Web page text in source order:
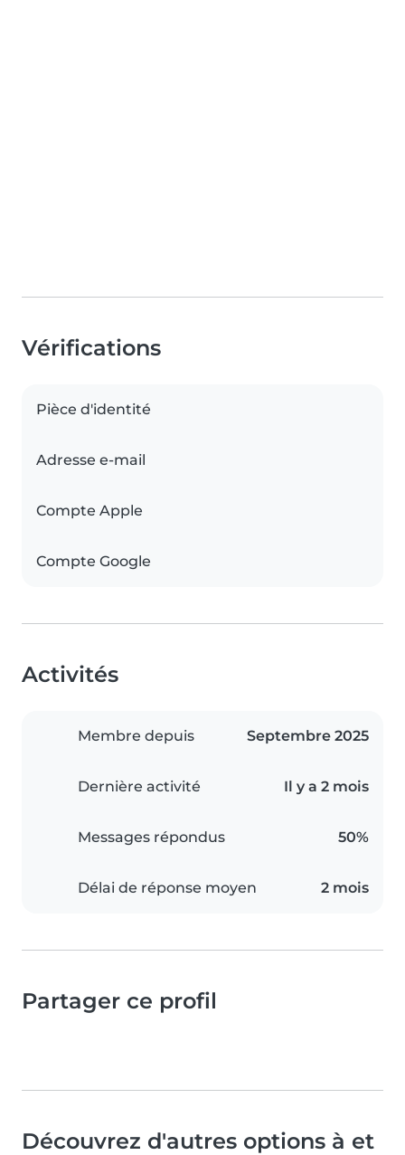
Vérifications
Pièce d'identité
Adresse e-mail
Compte Apple
Compte Google
Activités
Membre depuis Septembre 2025
Dernière activité Il y a 2 mois
Messages répondus 50%
Délai de réponse moyen 2 mois
Partager ce profil
Découvrez d'autres options à et